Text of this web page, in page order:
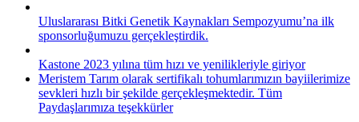
Uluslararası Bitki Genetik Kaynakları Sempozyumu’na ilk
sponsorluğumuzu gerçekleştirdik.
Kastone 2023 yılına tüm hızı ve yenilikleriyle giriyor
Meristem Tarım olarak sertifikalı tohumlarımızın bayiilerimize
sevkleri hızlı bir şekilde gerçekleşmektedir. Tüm
Paydaşlarımıza teşekkürler